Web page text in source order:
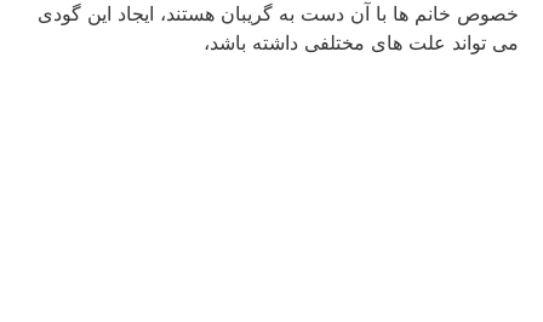
خصوص خانم ها با آن دست به گریبان هستند، ایجاد این گودی
می تواند علت های مختلفی داشته باشد،